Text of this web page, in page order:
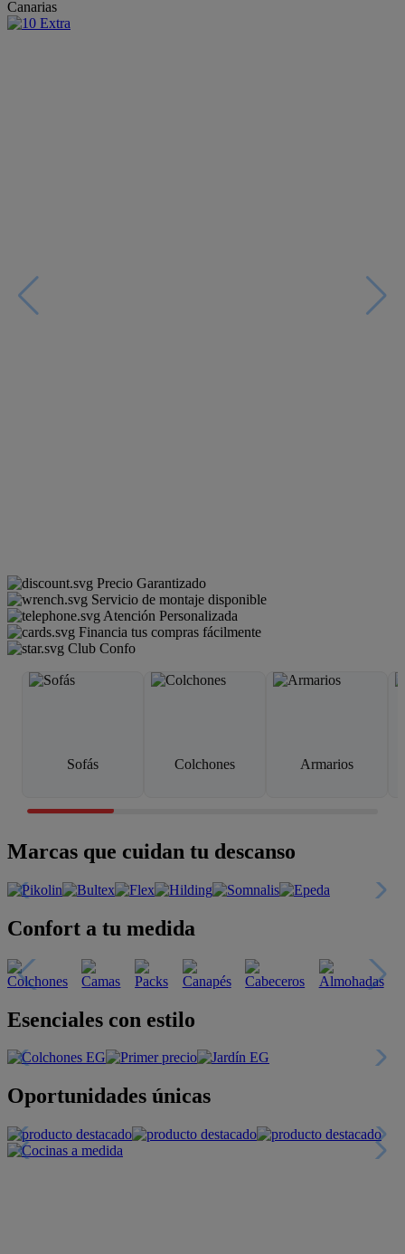
Canarias
Precio Garantizado
Servicio de montaje disponible
Atención Personalizada
Financia tus compras fácilmente
Club Confo
Sofás Colchones Armarios
Marcas que cuidan tu descanso
Confort a tu medida
Esenciales con estilo
Oportunidades únicas